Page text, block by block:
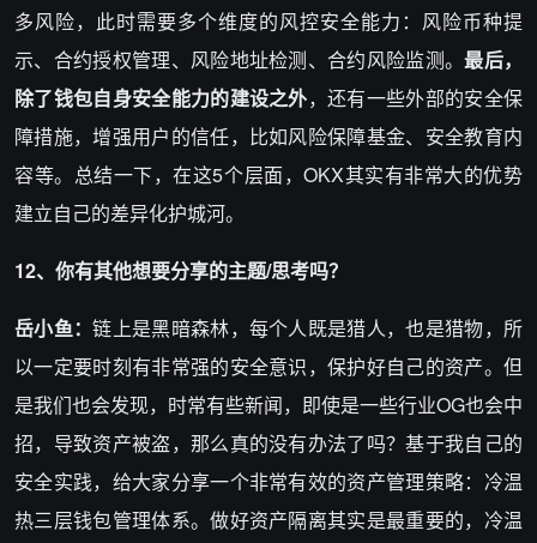
多风险，此时需要多个维度的风控安全能力：风险币种提
示、合约授权管理、风险地址检测、合约风险监测。最后，
除了钱包自身安全能力的建设之外，还有一些外部的安全保
障措施，增强用户的信任，比如风险保障基金、安全教育内
容等。总结一下，在这5个层面，OKX其实有非常大的优势
建立自己的差异化护城河。
12、你有其他想要分享的主题/思考吗？
岳小鱼：链上是黑暗森林，每个人既是猎人，也是猎物，所
以一定要时刻有非常强的安全意识，保护好自己的资产。但
是我们也会发现，时常有些新闻，即使是一些行业OG也会中
招，导致资产被盗，那么真的没有办法了吗？基于我自己的
安全实践，给大家分享一个非常有效的资产管理策略：冷温
热三层钱包管理体系。做好资产隔离其实是最重要的，冷温